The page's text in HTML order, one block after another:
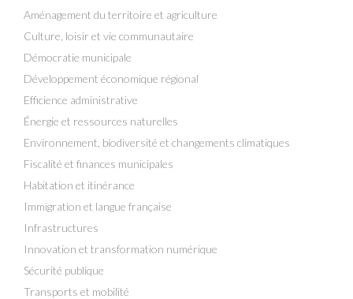
Aménagement du territoire et agriculture
Culture, loisir et vie communautaire
Démocratie municipale
Développement économique régional
Efficience administrative
Énergie et ressources naturelles
Environnement, biodiversité et changements climatiques
Fiscalité et finances municipales
Habitation et itinérance
Immigration et langue française
Infrastructures
Innovation et transformation numérique
Sécurité publique
Transports et mobilité